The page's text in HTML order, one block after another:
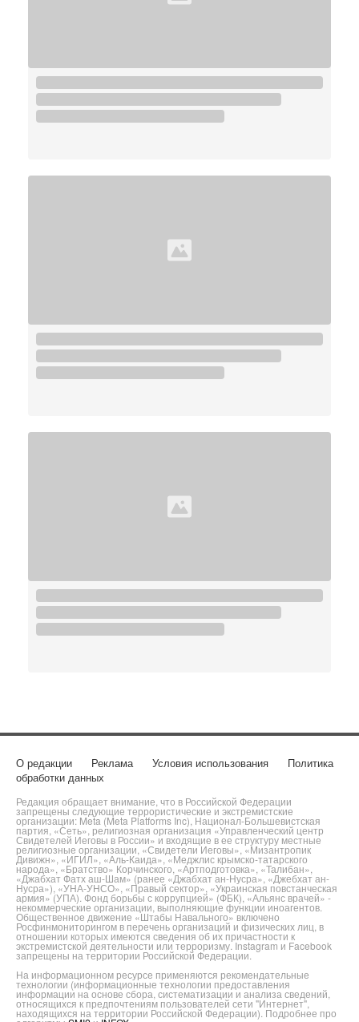
О редакции Реклама Условия использования
Политика
обработки данных
Редакция обращает внимание, что в Российской Федерации
запрещены следующие террористические и экстремистские
организации: Meta (Meta Platforms Inc), Национал-Большевистская
партия, «Сеть», религиозная организация «Управленческий центр
Свидетелей Иеговы в России» и входящие в ее структуру местные
религиозные организации, «Свидетели Иеговы», «Мизантропик
Дивижн», «ИГИЛ», «Аль-Каида», «Меджлис крымско-татарского
народа», «Братство» Корчинского, «Артподготовка», «Талибан»,
«Джабхат Фатх аш-Шам» (ранее «Джабхат ан-Нусра», «Джебхат ан-
Нусра»), «УНА-УНСО», «Правый сектор», «Украинская повстанческая
армия» (УПА). Фонд борьбы с коррупцией» (ФБК), «Альянс врачей» -
некоммерческие организации, выполняющие функции иноагентов.
Общественное движение «Штабы Навального» включено
Росфинмониторингом в перечень организаций и физических лиц, в
отношении которых имеются сведения об их причастности к
экстремистской деятельности или терроризму. Instagram и Facebook
запрещены на территории Российской Федерации.
На информационном ресурсе применяются рекомендательные
технологии (информационные технологии предоставления
информации на основе сбора, систематизации и анализа сведений,
относящихся к предпочтениям пользователей сети "Интернет",
находящихся на территории Российской Федерации). Подробнее про